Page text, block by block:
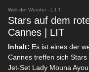
Welt der Wunder - L.I.T.
Stars auf dem
Cannes | LIT
Inhalt: Es ist eines der
Cannes treffen sich
Jet-Set Lady Mouna